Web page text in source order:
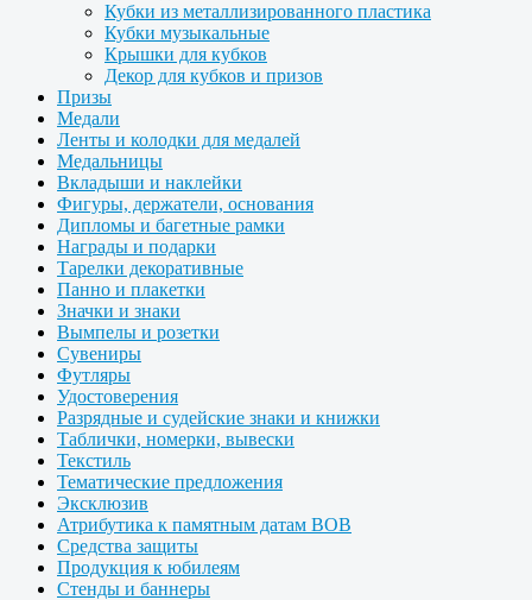
Кубки из металлизированного пластика
Кубки музыкальные
Крышки для кубков
Декор для кубков и призов
Призы
Медали
Ленты и колодки для медалей
Медальницы
Вкладыши и наклейки
Фигуры, держатели, основания
Дипломы и багетные рамки
Награды и подарки
Тарелки декоративные
Панно и плакетки
Значки и знаки
Вымпелы и розетки
Сувениры
Футляры
Удостоверения
Разрядные и судейские знаки и книжки
Таблички, номерки, вывески
Текстиль
Тематические предложения
Эксклюзив
Атрибутика к памятным датам ВОВ
Средства защиты
Продукция к юбилеям
Стенды и баннеры